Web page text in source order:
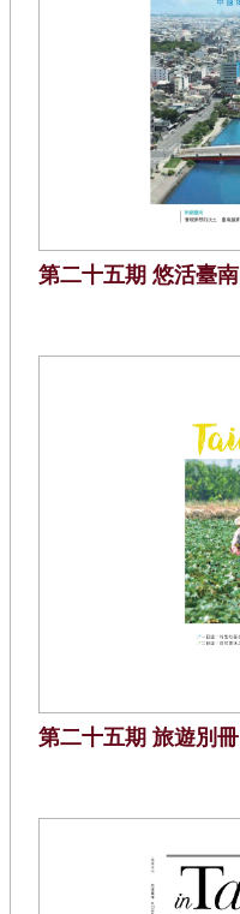
第二十五期 悠活臺南
第二十五期 旅遊別冊